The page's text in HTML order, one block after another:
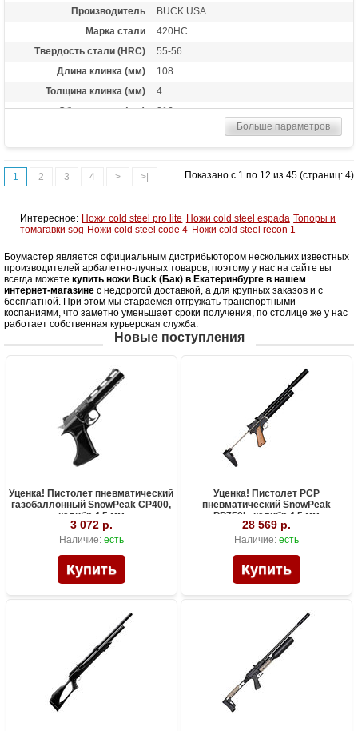
Производитель
BUCK.USA
Марка стали
420HC
Твердость стали (HRC)
55-56
Длина клинка (мм)
108
Толщина клинка (мм)
4
Общая длина (мм)
216
Комплект
ножны из ударопрочного нейлона в
Больше параметров
1 2 3 4 > >| Показано с 1 по 12 из 45 (страниц: 4)
Интересное: Ножи cold steel pro lite Ножи cold steel espada Топоры и
томагавки sog Ножи cold steel code 4 Ножи cold steel recon 1
Боумастер является официальным дистрибьютором нескольких известных
производителей арбалетно-лучных товаров, поэтому у нас на сайте вы
всегда можете купить ножи Buck (Бак) в Екатеринбурге в нашем
интернет-магазине с недорогой доставкой, а для крупных заказов и с
бесплатной. При этом мы стараемся отгружать транспортными
коспаниями, что заметно уменьшает сроки получения, по столице же у нас
работает собственная курьерская служба.
Новые поступления
Уценка! Пистолет пневматический
газобаллонный SnowPeak CP400,
калибр 4.5 мм
3 072 р.
Наличие: есть
Уценка! Пистолет PCP
пневматический SnowPeak
PP750L, калибр 4.5 мм
28 569 р.
Наличие: есть